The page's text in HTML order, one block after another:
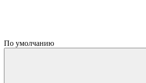
По умолчанию